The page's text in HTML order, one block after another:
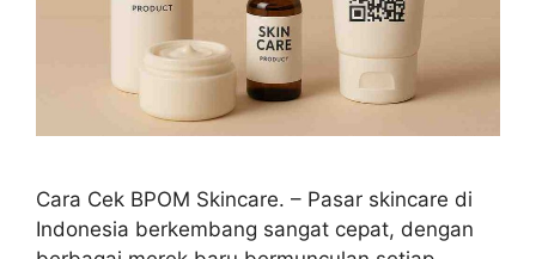
Cara Cek BPOM Skincare. – Pasar skincare di
Indonesia berkembang sangat cepat, dengan